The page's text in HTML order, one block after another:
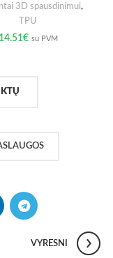
3D spausdinimui,
TPU
14.51€ su PVM
VYRESNI